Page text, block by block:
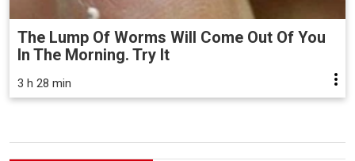
The Lump Of Worms Will Come Out Of You
In The Morning. Try It
3 h 28 min